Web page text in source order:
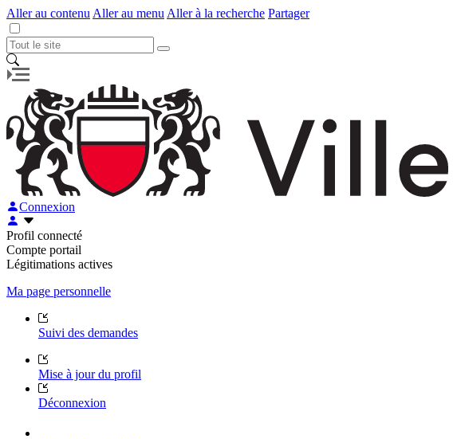
Aller au contenu Aller au menu Aller à la recherche Partager
Connexion
Profil connecté
Compte portail
Légitimations actives
Ma page personnelle
Suivi des demandes
Mise à jour du profil
Déconnexion